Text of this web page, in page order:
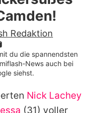
Promiflash
Richtlinien
Redaktion
du die spannendsten
News auch bei
siehst.
Nick Lachey
(31) voller